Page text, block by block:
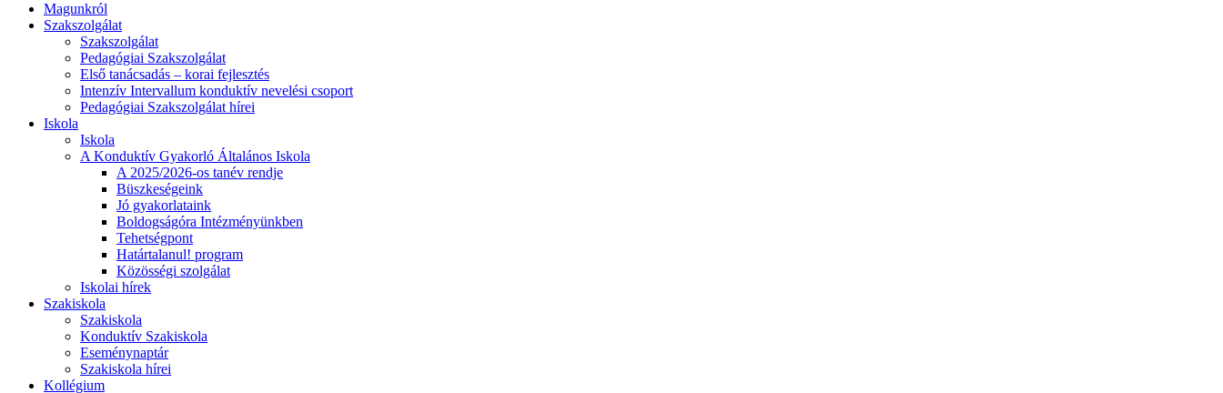
Magunkról
Szakszolgálat
Szakszolgálat
Pedagógiai Szakszolgálat
Első tanácsadás – korai fejlesztés
Intenzív Intervallum konduktív nevelési csoport
Pedagógiai Szakszolgálat hírei
Iskola
Iskola
A Konduktív Gyakorló Általános Iskola
A 2025/2026-os tanév rendje
Büszkeségeink
Jó gyakorlataink
Boldogságóra Intézményünkben
Tehetségpont
Határtalanul! program
Közösségi szolgálat
Iskolai hírek
Szakiskola
Szakiskola
Konduktív Szakiskola
Eseménynaptár
Szakiskola hírei
Kollégium